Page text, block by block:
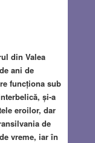
din Valea
ani de
funcționa sub
și-a
eroilor, dar
de
vreme, iar în